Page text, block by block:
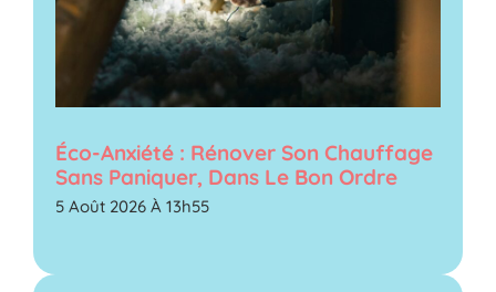
Éco-Anxiété : Rénover Son Chauffage
Sans Paniquer, Dans Le Bon Ordre
5 Août 2026 À 13h55